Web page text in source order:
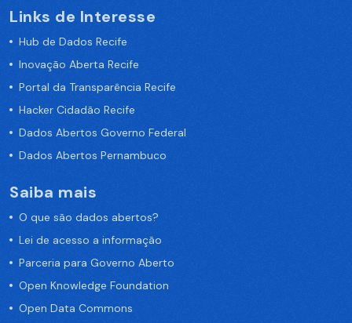
Links de Interesse
Hub de Dados Recife
Inovação Aberta Recife
Portal da Transparência Recife
Hacker Cidadão Recife
Dados Abertos Governo Federal
Dados Abertos Pernambuco
Saiba mais
O que são dados abertos?
Lei de acesso a informação
Parceria para Governo Aberto
Open Knowledge Foundation
Open Data Commons